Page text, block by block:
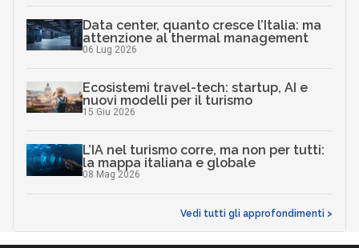
Data center, quanto cresce l’Italia: ma
attenzione al thermal management
06 Lug 2026
Ecosistemi travel-tech: startup, AI e
nuovi modelli per il turismo
15 Giu 2026
L’IA nel turismo corre, ma non per tutti:
la mappa italiana e globale
08 Mag 2026
Vedi tutti gli approfondimenti >